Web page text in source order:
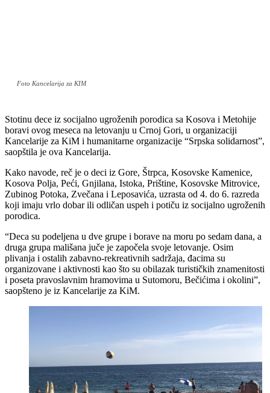
Foto Kancelarija za KIM
Stotinu dece iz socijalno ugroženih porodica sa Kosova i Metohije
boravi ovog meseca na letovanju u Crnoj Gori, u organizaciji
Kancelarije za KiM i humanitarne organizacije “Srpska solidarnost”,
saopštila je ova Kancelarija.
Kako navode, reč je o deci iz Gore, Štrpca, Kosovske Kamenice,
Kosova Polja, Peći, Gnjilana, Istoka, Prištine, Kosovske Mitrovice,
Zubinog Potoka, Zvečana i Leposavića, uzrasta od 4. do 6. razreda
koji imaju vrlo dobar ili odličan uspeh i potiču iz socijalno ugroženih
porodica.
“Deca su podeljena u dve grupe i borave na moru po sedam dana, a
druga grupa mališana juče je započela svoje letovanje. Osim
plivanja i ostalih zabavno-rekreativnih sadržaja, đacima su
organizovane i aktivnosti kao što su obilazak turističkih znamenitosti
i poseta pravoslavnim hramovima u Sutomoru, Bečićima i okolini”,
saopšteno je iz Kancelarije za KiM.